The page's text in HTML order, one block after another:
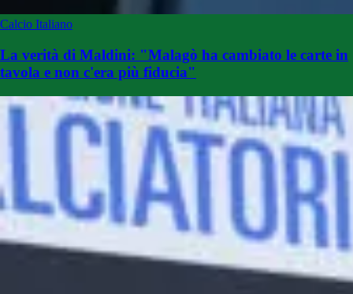
Calcio Italiano
La verità di Maldini: "Malagò ha cambiato le carte in
tavola e non c'era più fiducia"